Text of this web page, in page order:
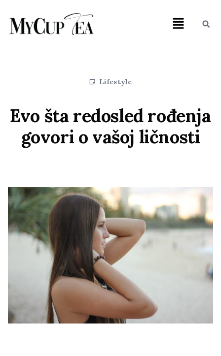
Lifestyle
Evo šta redosled rođenja
govori o vašoj ličnosti